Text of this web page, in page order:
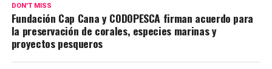
DON'T MISS
Fundación Cap Cana y CODOPESCA firman acuerdo para
la preservación de corales, especies marinas y
proyectos pesqueros